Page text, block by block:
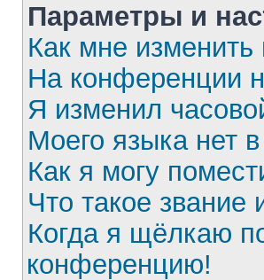
Параметры и
Как мне изменить
На конференции
Я изменил
Моего языка нет в
Как я могу
Что такое звание
Когда я щёлкаю
конференцию!